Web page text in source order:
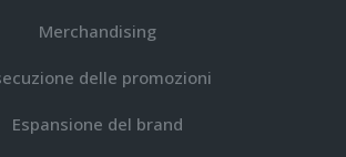
Merchandising
delle promozioni
Espansione del brand